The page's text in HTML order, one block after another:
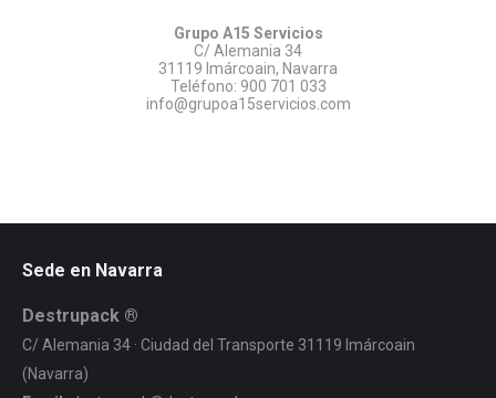
Grupo A15 Servicios
C/ Alemania 34
31119 Imárcoain, Navarra
Teléfono: 900 701 033
info@grupoa15servicios.com
Sede en Navarra
Destrupack ®
C/ Alemania 34 · Ciudad del Transporte 31119 Imárcoain
(Navarra)